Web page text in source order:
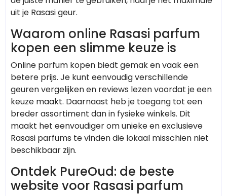
uit je Rasasi geur.
Waarom online Rasasi parfum
kopen een slimme keuze is
Online parfum kopen biedt gemak en vaak een
betere prijs. Je kunt eenvoudig verschillende
geuren vergelijken en reviews lezen voordat je een
keuze maakt. Daarnaast heb je toegang tot een
breder assortiment dan in fysieke winkels. Dit
maakt het eenvoudiger om unieke en exclusieve
Rasasi parfums te vinden die lokaal misschien niet
beschikbaar zijn.
Ontdek PureOud: de beste
website voor Rasasi parfum